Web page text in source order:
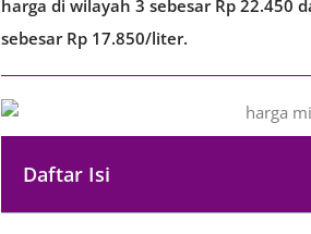
harga di wilayah 3 sebesar Rp
sebesar Rp 17.850/liter.
Daftar Isi